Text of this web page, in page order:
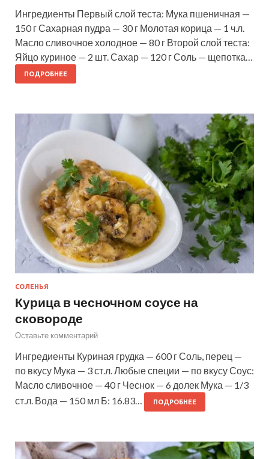
Ингредиенты Первый слой теста: Мука пшеничная —
150 г Сахарная пудра — 30 г Молотая корица — 1 ч.л.
Масло сливочное холодное — 80 г Второй слой теста:
Яйцо куриное — 2 шт. Сахар — 120 г Соль — щепотка…
ПОДРОБНЕЕ
СОЛЕНЬЯ
Курица в чесночном соусе на
сковороде
Оставьте комментарий
Ингредиенты Куриная грудка — 600 г Соль, перец —
по вкусу Мука — 3 ст.л. Любые специи — по вкусу Соус:
Масло сливочное — 40 г Чеснок — 6 долек Мука — 1/3
ст.л. Вода — 150 мл Б: 16.83…
ПОДРОБНЕЕ